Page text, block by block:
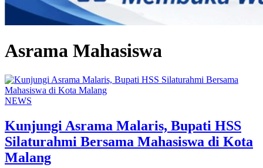
Asrama Mahasiswa
NEWS
Kunjungi Asrama Malaris, Bupati HSS
Silaturahmi Bersama Mahasiswa di Kota
Malang